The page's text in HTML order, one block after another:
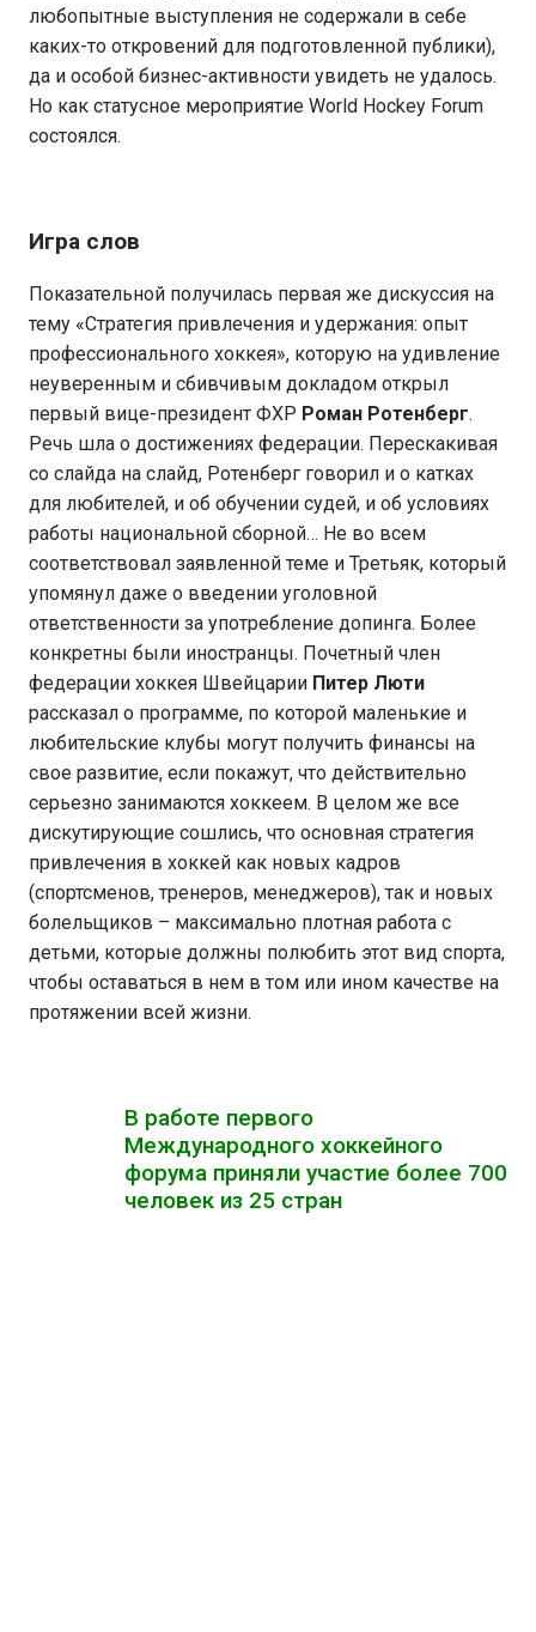
любопытные выступления не содержали в себе
каких-то откровений для подготовленной публики),
да и особой бизнес-активности увидеть не удалось.
Но как статусное мероприятие World Hockey Forum
состоялся.
Игра слов
Показательной получилась первая же дискуссия на
тему «Стратегия привлечения и удержания: опыт
профессионального хоккея», которую на удивление
неуверенным и сбивчивым докладом открыл
первый вице-президент ФХР Роман Ротенберг.
Речь шла о достижениях федерации. Перескакивая
со слайда на слайд, Ротенберг говорил и о катках
для любителей, и об обучении судей, и об условиях
работы национальной сборной… Не во всем
соответствовал заявленной теме и Третьяк, который
упомянул даже о введении уголовной
ответственности за употребление допинга. Более
конкретны были иностранцы. Почетный член
федерации хоккея Швейцарии Питер Люти
рассказал о программе, по которой маленькие и
любительские клубы могут получить финансы на
свое развитие, если покажут, что действительно
серьезно занимаются хоккеем. В целом же все
дискутирующие сошлись, что основная стратегия
привлечения в хоккей как новых кадров
(спортсменов, тренеров, менеджеров), так и новых
болельщиков – максимально плотная работа с
детьми, которые должны полюбить этот вид спорта,
чтобы оставаться в нем в том или ином качестве на
протяжении всей жизни.
В работе первого
Международного хоккейного
форума приняли участие более 700
человек из 25 стран